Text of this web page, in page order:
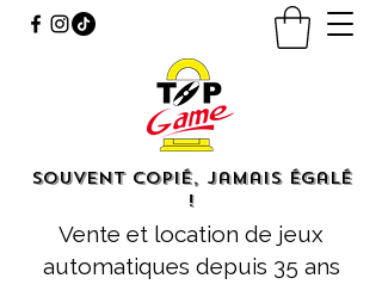
Souvent copié, jamais égalé
!
Vente et location de jeux
automatiques depuis 35 ans